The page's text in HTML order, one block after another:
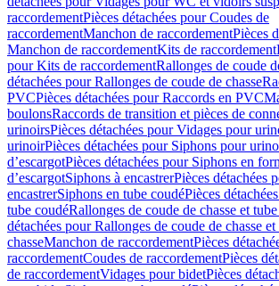
raccordementPièces détachées pour Coudes de
raccordementManchon de raccordementPièces
Manchon de raccordementKits de raccordement
pour Kits de raccordementRallonges de coude
détachées pour Rallonges de coude de chasse
PVCPièces détachées pour Raccords en PVC
boulonsRaccords de transition et pièces de
urinoirsPièces détachées pour Vidages pour
urinoirPièces détachées pour Siphons pour
d’escargotPièces détachées pour Siphons en
d’escargotSiphons à encastrerPièces détachées
encastrerSiphons en tube coudéPièces
tube coudéRallonges de coude de chasse et
détachées pour Rallonges de coude de chasse
chasseManchon de raccordementPièces
raccordementCoudes de raccordementPièces
de raccordementVidages pour bidetPièces